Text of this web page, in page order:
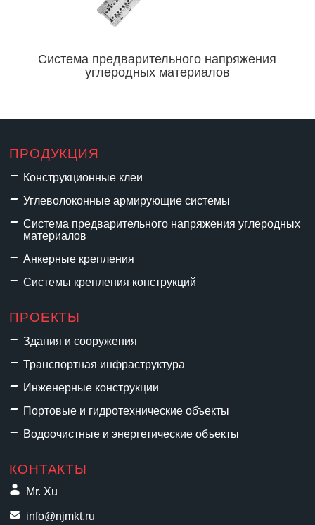
Система предварительного напряжения
углеродных материалов
ПРОДУКЦИЯ
Конструкционные клеи
Углеволоконные армирующие системы
Система предварительного напряжения углеродных
материалов
Анкерные крепления
Системы крепления конструкций
ПРОЕКТЫ
Здания и сооружения
Транспортная инфраструктура
Инженерные конструкции
Портовые и гидротехнические объекты
Водоочистные и энергетические объекты
КОНТАКТЫ
Mr. Xu
info@njmkt.ru